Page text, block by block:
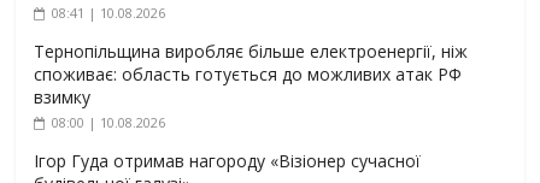
08:41 | 10.08.2026
Тернопільщина виробляє більше електроенергії, ніж
споживає: область готується до можливих атак РФ
взимку
08:00 | 10.08.2026
Ігор Гуда отримав нагороду «Візіонер сучасної